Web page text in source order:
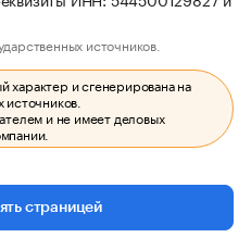
источников.
и сгенерирована на
и не имеет деловых
страницей